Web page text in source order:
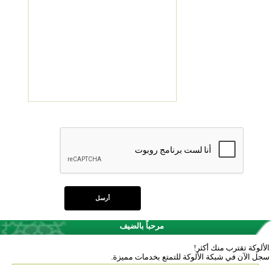
مرحباً بالضيف
الألوكة تقترب منك أكثر!
سجل الآن في شبكة الألوكة للتمتع بخدمات مميزة.